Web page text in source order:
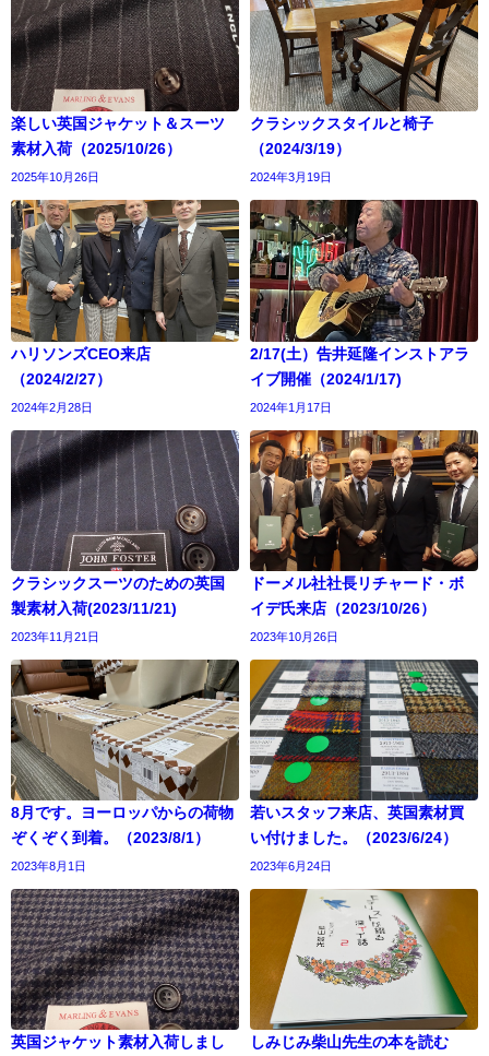
楽しい英国ジャケット＆スーツ
素材入荷（2025/10/26）
2025年10月26日
クラシックスタイルと椅子
（2024/3/19）
2024年3月19日
ハリソンズCEO来店
（2024/2/27）
2024年2月28日
2/17(土）告井延隆インストアラ
イブ開催（2024/1/17)
2024年1月17日
クラシックスーツのための英国
製素材入荷(2023/11/21)
2023年11月21日
ドーメル社社長リチャード・ボ
イデ氏来店（2023/10/26）
2023年10月26日
8月です。ヨーロッパからの荷物
ぞくぞく到着。（2023/8/1）
2023年8月1日
若いスタッフ来店、英国素材買
い付けました。（2023/6/24）
2023年6月24日
英国ジャケット素材入荷しまし
しみじみ柴山先生の本を読む